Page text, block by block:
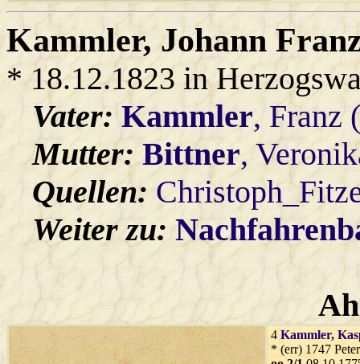
Kammler, Johann
* 18.12.1823 in
Vater:Kammler, Franz
Mutter:Bittner,
Quellen:
Weiter zu:
4 Kammler,
* (err) 1747